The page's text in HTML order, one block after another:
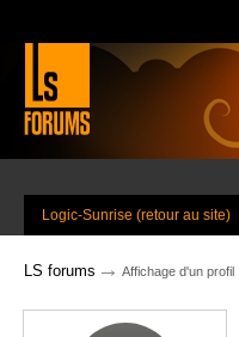
Logic-Sunrise (retour au site)
LS forums → Affichage d'un profil